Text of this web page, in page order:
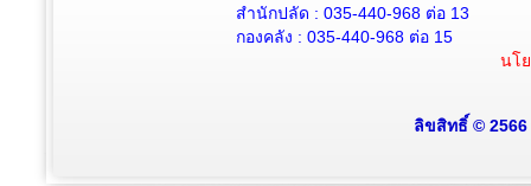
สำนักปลัด : 035-440-968 ต่อ 13
กองคลัง : 035-440-968 ต่อ 15
นโ
ลิขสิทธิ์ © 2566